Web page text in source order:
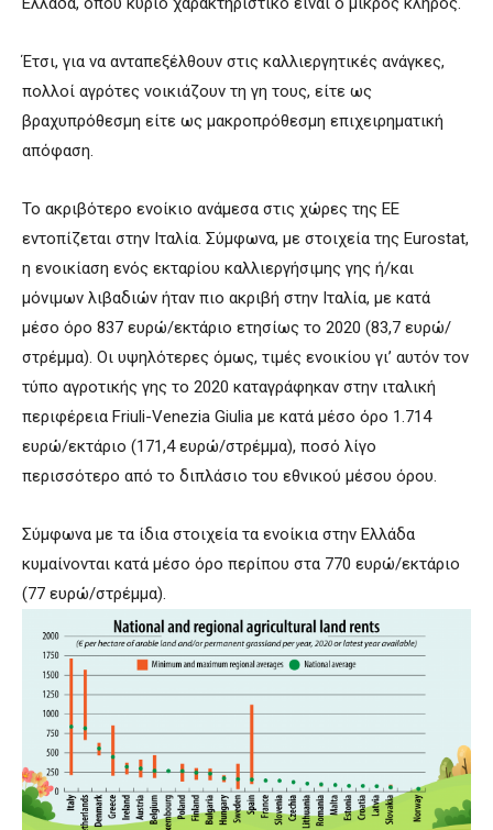
Έτσι, για να ανταπεξέλθουν στις καλλιεργητικές ανάγκες,
πολλοί αγρότες νοικιάζουν τη γη τους, είτε ως
βραχυπρόθεσμη είτε ως μακροπρόθεσμη επιχειρηματική
απόφαση.
Το ακριβότερο ενοίκιο ανάμεσα στις χώρες της ΕΕ
εντοπίζεται στην Ιταλία. Σύμφωνα, με στοιχεία της Eurostat,
η ενοικίαση ενός εκταρίου καλλιεργήσιμης γης ή/και
μόνιμων λιβαδιών ήταν πιο ακριβή στην Ιταλία, με κατά
μέσο όρο 837 ευρώ/εκτάριο ετησίως το 2020 (83,7 ευρώ/
στρέμμα). Οι υψηλότερες όμως, τιμές ενοικίου γι’ αυτόν τον
τύπο αγροτικής γης το 2020 καταγράφηκαν στην ιταλική
περιφέρεια Friuli-Venezia Giulia με κατά μέσο όρο 1.714
ευρώ/εκτάριο (171,4 ευρώ/στρέμμα), ποσό λίγο
περισσότερο από το διπλάσιο του εθνικού μέσου όρου.
Σύμφωνα με τα ίδια στοιχεία τα ενοίκια στην Ελλάδα
κυμαίνονται κατά μέσο όρο περίπου στα 770 ευρώ/εκτάριο
(77 ευρώ/στρέμμα).